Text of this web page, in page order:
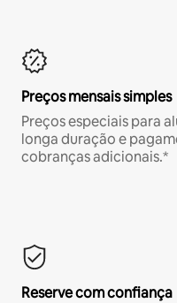
Preços mensais simples
Preços especiais para
longa duração e
cobranças adicionais.*
Reserve com confiança